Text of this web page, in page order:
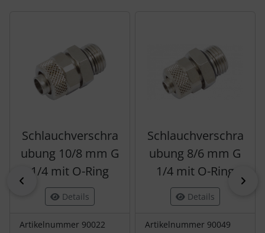
Schlauchverschra
ubung 10/8 mm G
1/4 mit O-Ring
Details
Artikelnummer 90022
Schlauchverschra
ubung 8/6 mm G
1/4 mit O-Ring
Details
Artikelnummer 90049